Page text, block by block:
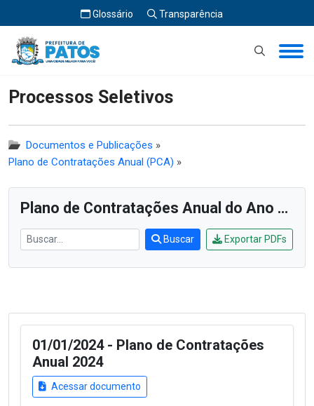
Glossário Transparência
Início Processos Seletivos
Processos Seletivos
Documentos e Publicações »
Plano de Contratações Anual (PCA) »
Plano de Contratações Anual do Ano de 2024
Buscar Exportar PDFs
01/01/2024 - Plano de Contratações
Anual 2024
Acessar documento